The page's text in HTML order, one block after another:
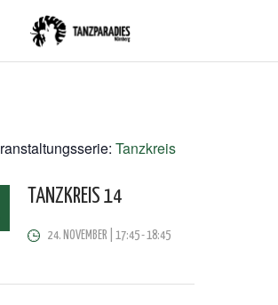
Tanzkreis
TANZKREIS 14
24. NOVEMBER | 17:45-18:45